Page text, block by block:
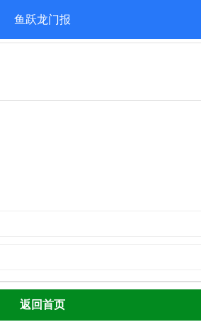
鱼跃龙门报
返回首页